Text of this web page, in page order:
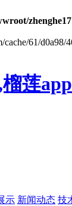
61/
莲
示 新闻动态 技